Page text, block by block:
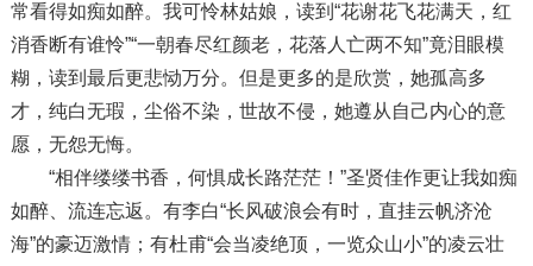
常看得如痴如醉。我可怜林姑娘，读到“花谢花飞花满天，红
消香断有谁怜”“一朝春尽红颜老，花落人亡两不知”竟泪眼模
糊，读到最后更悲恸万分。但是更多的是欣赏，她孤高多
才，纯白无瑕，尘俗不染，世故不侵，她遵从自己内心的意
愿，无怨无悔。
“相伴缕缕书香，何惧成长路茫茫！”圣贤佳作更让我如痴
如醉、流连忘返。有李白“长风破浪会有时，直挂云帆济沧
海”的豪迈激情；有杜甫“会当凌绝顶，一览众山小”的凌云壮